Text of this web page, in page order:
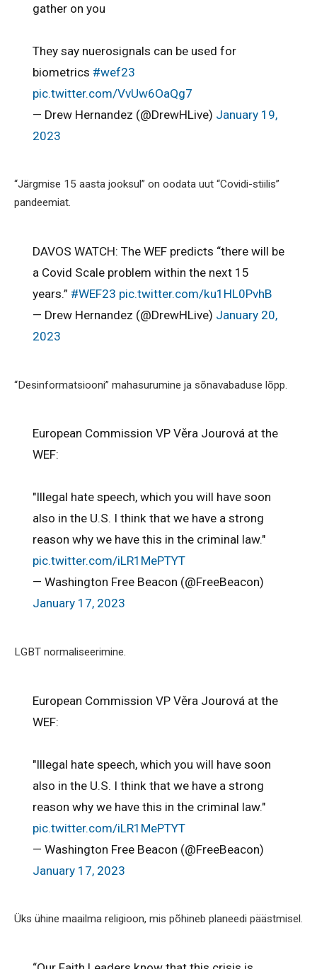
gather on you
They say nuerosignals can be used for
biometrics #wef23
pic.twitter.com/VvUw6OaQg7
— Drew Hernandez (@DrewHLive) January 19,
2023
“Järgmise 15 aasta jooksul” on oodata uut “Covidi-stiilis”
pandeemiat.
DAVOS WATCH: The WEF predicts “there will be
a Covid Scale problem within the next 15
years.” #WEF23 pic.twitter.com/ku1HL0PvhB
— Drew Hernandez (@DrewHLive) January 20,
2023
“Desinformatsiooni” mahasurumine ja sõnavabaduse lõpp.
European Commission VP Věra Jourová at the
WEF:
"Illegal hate speech, which you will have soon
also in the U.S. I think that we have a strong
reason why we have this in the criminal law."
pic.twitter.com/iLR1MePTYT
— Washington Free Beacon (@FreeBeacon)
January 17, 2023
LGBT normaliseerimine.
European Commission VP Věra Jourová at the
WEF:
"Illegal hate speech, which you will have soon
also in the U.S. I think that we have a strong
reason why we have this in the criminal law."
pic.twitter.com/iLR1MePTYT
— Washington Free Beacon (@FreeBeacon)
January 17, 2023
Üks ühine maailma religioon, mis põhineb planeedi päästmisel.